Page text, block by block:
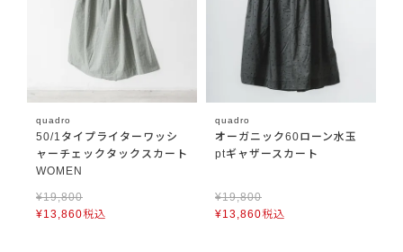
quadro
50/1タイプライターワッシ
ャーチェックタックスカート
WOMEN
¥19,800
¥13,860税込
quadro
オーガニック60ローン水玉
ptギャザースカート
¥19,800
¥13,860税込